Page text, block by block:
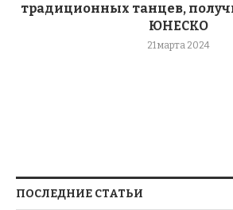
традиционных танцев,
ЮНЕСКО
21 марта 2024
ПОСЛЕДНИЕ СТАТЬИ